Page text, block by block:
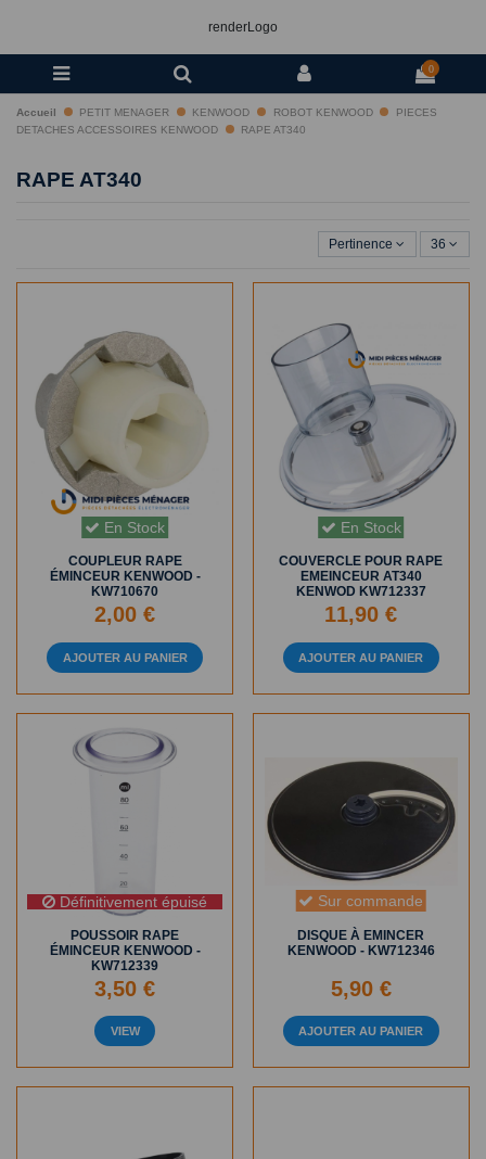
renderLogo
0
Accueil PETIT MENAGER KENWOOD ROBOT KENWOOD
PIECES
DETACHES ACCESSOIRES KENWOOD
RAPE AT340
RAPE AT340
Pertinence 36
En Stock
COUPLEUR RAPE
ÉMINCEUR KENWOOD -
KW710670
2,00 €
AJOUTER AU PANIER
En Stock
COUVERCLE POUR RAPE
EMEINCEUR AT340
KENWOD KW712337
11,90 €
AJOUTER AU PANIER
Définitivement épuisé
POUSSOIR RAPE
ÉMINCEUR KENWOOD -
KW712339
3,50 €
VIEW
Sur commande
DISQUE À EMINCER
KENWOOD - KW712346
5,90 €
AJOUTER AU PANIER